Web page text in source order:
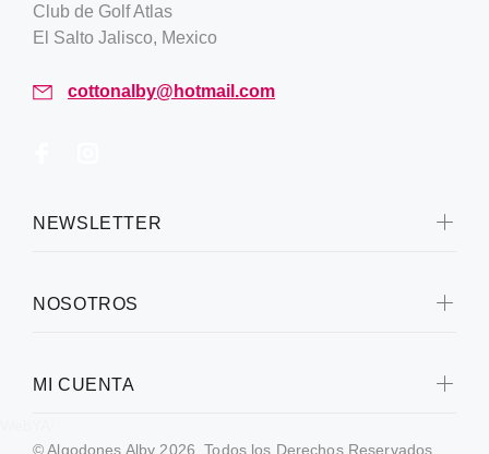
Club de Golf Atlas
El Salto Jalisco, Mexico
cottonalby@hotmail.com
NEWSLETTER
NOSOTROS
MI CUENTA
© Algodones Alby 2026. Todos los Derechos Reservados.